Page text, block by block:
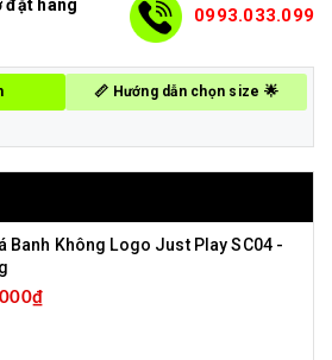
đặt hàng
0993.033.099
📏 Hướng dẫn chọn size 🌟
Banh Không Logo Just Play SC04 -